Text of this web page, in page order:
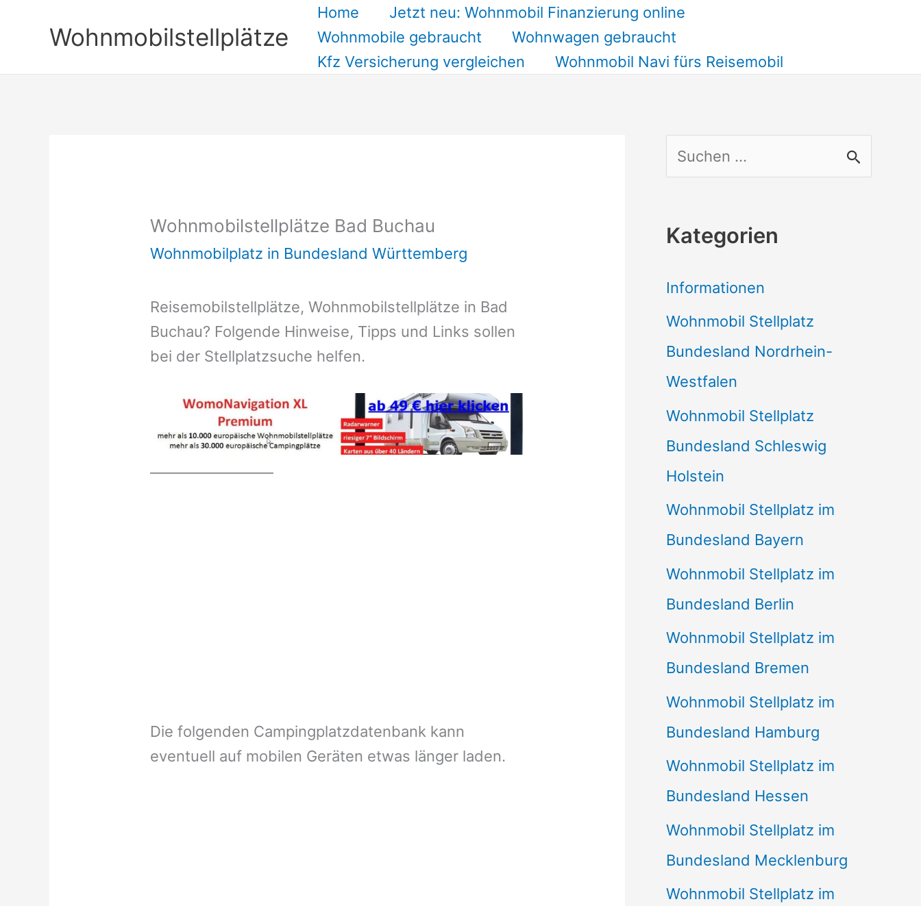
Wohnmobilstellplätze
Home
Jetzt neu: Wohnmobil Finanzierung online
Wohnmobile gebraucht
Wohnwagen gebraucht
Kfz Versicherung vergleichen
Wohnmobil Navi fürs Reisemobil
Wohnmobilstellplätze Bad Buchau
Wohnmobilplatz in Bundesland Württemberg
Reisemobilstellplätze, Wohnmobilstellplätze in Bad
Buchau? Folgende Hinweise, Tipps und Links sollen
bei der Stellplatzsuche helfen.
Die folgenden Campingplatzdatenbank kann
eventuell auf mobilen Geräten etwas länger laden.
u
h
n
a
c
h
:
Kategorien
Informationen
Wohnmobil Stellplatz
Bundesland Nordrhein-
Westfalen
Wohnmobil Stellplatz
Bundesland Schleswig
Holstein
Wohnmobil Stellplatz im
Bundesland Bayern
Wohnmobil Stellplatz im
Bundesland Berlin
Wohnmobil Stellplatz im
Bundesland Bremen
Wohnmobil Stellplatz im
Bundesland Hamburg
Wohnmobil Stellplatz im
Bundesland Hessen
Wohnmobil Stellplatz im
Bundesland Mecklenburg
Wohnmobil Stellplatz im